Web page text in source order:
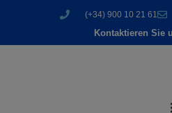
(+34) 900 10 21 61
Kontaktieren Sie